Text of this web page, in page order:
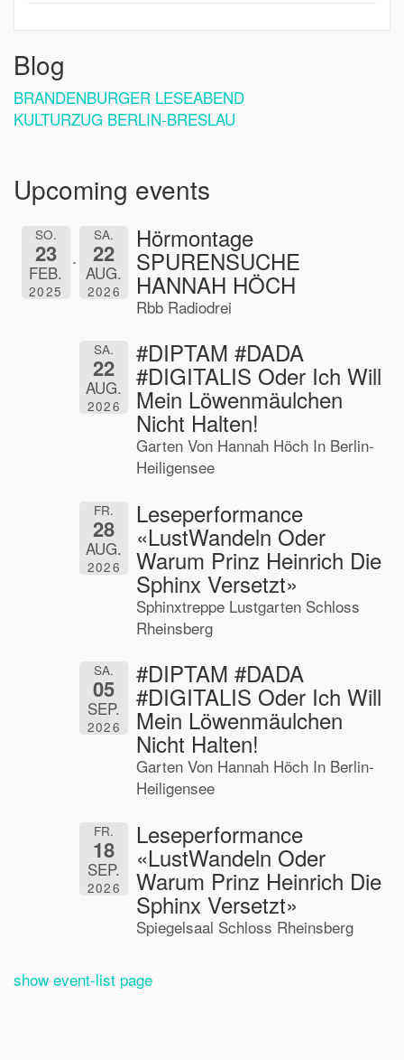
Blog
BRANDENBURGER LESEABEND
KULTURZUG BERLIN-BRESLAU
Upcoming events
SO.
23
FEB.
2025
SA.
22
AUG.
2026
Hörmontage
SPURENSUCHE
HANNAH HÖCH
Rbb Radiodrei
SA.
22
AUG.
2026
#DIPTAM #DADA
#DIGITALIS Oder Ich Will
Mein Löwenmäulchen
Nicht Halten!
Garten Von Hannah Höch In Berlin-
Heiligensee
FR.
28
AUG.
2026
Leseperformance
«LustWandeln Oder
Warum Prinz Heinrich Die
Sphinx Versetzt»
Sphinxtreppe Lustgarten Schloss
Rheinsberg
SA.
05
SEP.
2026
#DIPTAM #DADA
#DIGITALIS Oder Ich Will
Mein Löwenmäulchen
Nicht Halten!
Garten Von Hannah Höch In Berlin-
Heiligensee
FR.
18
SEP.
2026
Leseperformance
«LustWandeln Oder
Warum Prinz Heinrich Die
Sphinx Versetzt»
Spiegelsaal Schloss Rheinsberg
show event-list page